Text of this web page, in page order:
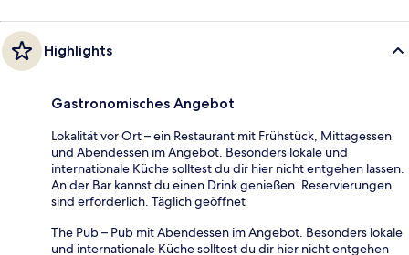
Highlights
Gastronomisches Angebot
Lokalität vor Ort – ein Restaurant mit Frühstück, Mittagessen
und Abendessen im Angebot. Besonders lokale und
internationale Küche solltest du dir hier nicht entgehen lassen.
An der Bar kannst du einen Drink genießen. Reservierungen
sind erforderlich. Täglich geöffnet
The Pub – Pub mit Abendessen im Angebot. Besonders lokale
und internationale Küche solltest du dir hier nicht entgehen